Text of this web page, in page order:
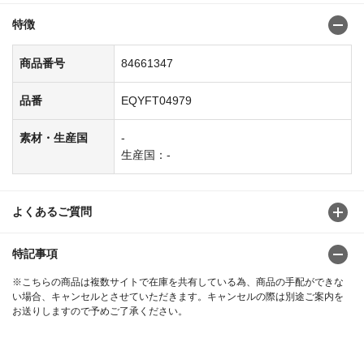
特徴
商品番号 84661347
品番 EQYFT04979
素材・生産国
-
生産国：-
よくあるご質問
特記事項
※こちらの商品は複数サイトで在庫を共有している為、商品の手配ができな
い場合、キャンセルとさせていただきます。キャンセルの際は別途ご案内を
お送りしますので予めご了承ください。